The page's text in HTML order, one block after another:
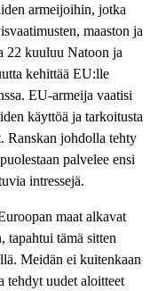
armeijoihin, jotka
maaston ja
22 kuuluu Natoon ja
kehittää EU:lle
EU-armeija vaatisi
käyttöä ja tarkoitusta
Ranskan johdolla tehty
palvelee ensi
intressejä.
maat alkavat
tapahtui tämä sitten
Meidän ei kuitenkaan
tehdyt uudet aloitteet